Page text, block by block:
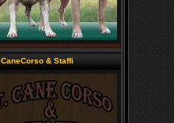
CaneCorso & Staffi